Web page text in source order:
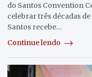
do Santos Convention
celebrar três décadas
Santos recebe…
Continue lendo